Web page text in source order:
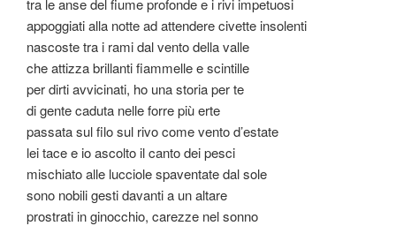
tra le anse del fiume profonde e i rivi impetuosi
appoggiati alla notte ad attendere civette insolenti
nascoste tra i rami dal vento della valle
che attizza brillanti fiammelle e scintille
per dirti avvicinati, ho una storia per te
di gente caduta nelle forre più erte
passata sul filo sul rivo come vento d’estate
lei tace e io ascolto il canto dei pesci
mischiato alle lucciole spaventate dal sole
sono nobili gesti davanti a un altare
prostrati in ginocchio, carezze nel sonno